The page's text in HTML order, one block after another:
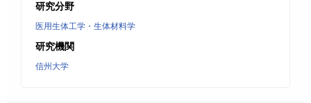
研究分野
医用生体工学・生体材料学
研究機関
信州大学